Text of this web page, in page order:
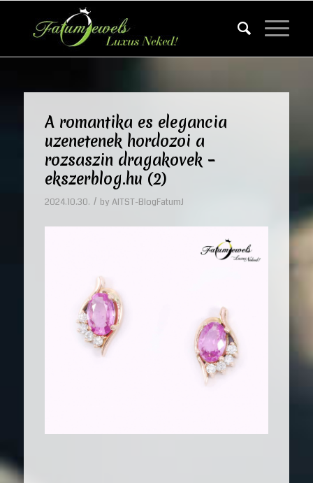
A romantika es elegancia
uzenetenek hordozoi a
rozsaszin dragakovek –
ekszerblog.hu (2)
2024.10.30. / by AITST-BlogFatumJ